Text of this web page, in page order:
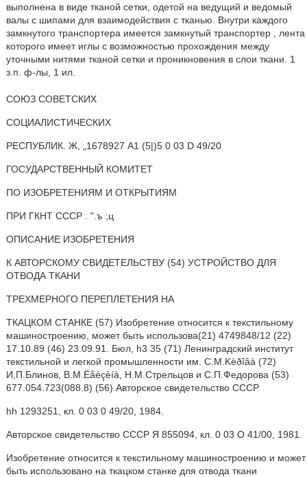
выполнена в виде тканой сетки, одетой на ведущий и ведомый
валы с шипами для взаимодействия с тканью. Внутри каждого
замкнутого транспортера имеется замкнутый транспортер , лента
которого имеет иглы с возможностью прохождения между
уточными нитями тканой сетки и проникновения в слои ткани. 1
з.п. ф-лы, 1 ил.
СОЮЗ СОВЕТСКИХ
СОЦИАЛИСТИЧЕСКИХ
РЕСПУБЛИК. Ж, „1678927 А1 (5|)5 0 03 D 49/20
ГОСУДАРСТВЕННЫЙ КОМИТЕТ
ПО ИЗОБРЕТЕНИЯМ И ОТКРЫТИЯМ
ПРИ ГКНТ СССР . ".ъ ;ц
ОПИСАНИЕ ИЗОБРЕТЕНИЯ
К АВТОРСКОМУ СВИДЕТЕЛЬСТВУ (54) УСТРОЙСТВО ДЛЯ
ОТВОДА ТКАНИ
ТРЕХМЕРНОГО ПЕРЕПЛЕТЕНИЯ НА
ТКАЦКОМ СТАНКЕ (57) Изобретение относится к текстильному
машиностроению, может быть использова(21) 4749848/12 (22)
17.10.89 (46) 23.09.91. Бюл, h3 35 (71) Ленинградский институт
текстильной и легкой промышленности им. С.M.Kèðîâà (72)
И,П.Блинов, В.M.Ëåéçèíà, Н.М.Стрельцов и С.П.Федорова (53)
677.054.723(088.8) (56) Авторское свидетельство СССР
hh 1293251, кл. 0 03 0 49/20, 1984.
Авторское свидетельство СССР Я 855094, кл. 0 03 О 41/00, 1981.
Изобретение относится к текстильному машиностроению и может
быть использовано на ткацком станке для отвода ткани